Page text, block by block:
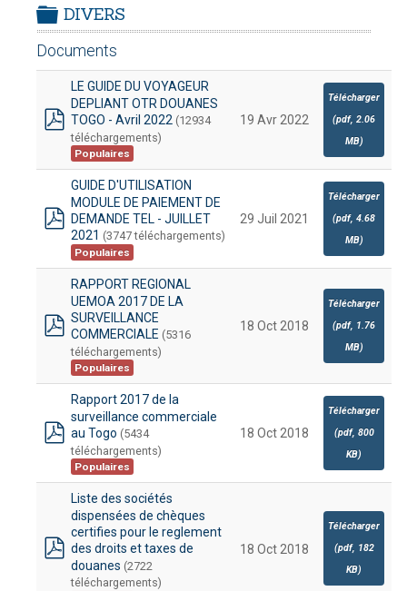
Conserv. Foncière
DOCUMENTATION
- mardi, 14 juillet 2026 10:30
folder
DIVERS
Documents
pdf
LE GUIDE DU VOYAGEUR
DEPLIANT OTR DOUANES
TOGO - Avril 2022 (12934
téléchargements)
Populaires
19 Avr 2022
Télécharger
(pdf, 2.06
MB)
pdf
GUIDE D'UTILISATION
MODULE DE PAIEMENT DE
DEMANDE TEL - JUILLET
2021 (3747 téléchargements)
Populaires
29 Juil 2021
Télécharger
(pdf, 4.68
MB)
pdf
RAPPORT REGIONAL
UEMOA 2017 DE LA
SURVEILLANCE
COMMERCIALE (5316
téléchargements)
Populaires
18 Oct 2018
Télécharger
(pdf, 1.76
MB)
pdf
Rapport 2017 de la
surveillance commerciale
au Togo (5434
téléchargements)
Populaires
18 Oct 2018
Télécharger
(pdf, 800
KB)
pdf
Liste des sociétés
dispensées de chèques
certifies pour le reglement
des droits et taxes de
douanes (2722
téléchargements)
18 Oct 2018
Télécharger
(pdf, 182
KB)